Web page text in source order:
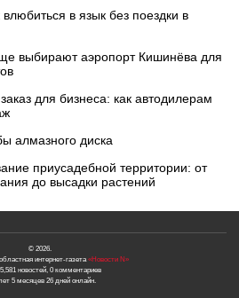
в язык без поездки в
выбирают аэропорт Кишинёва для
для бизнеса: как автодилерам
алмазного диска
приусадебной территории: от
до высадки растений
© 2026.
интернет-газета «Новости N»
новостей, 0 комментариев
5 месяцев 26 дней онлайн.